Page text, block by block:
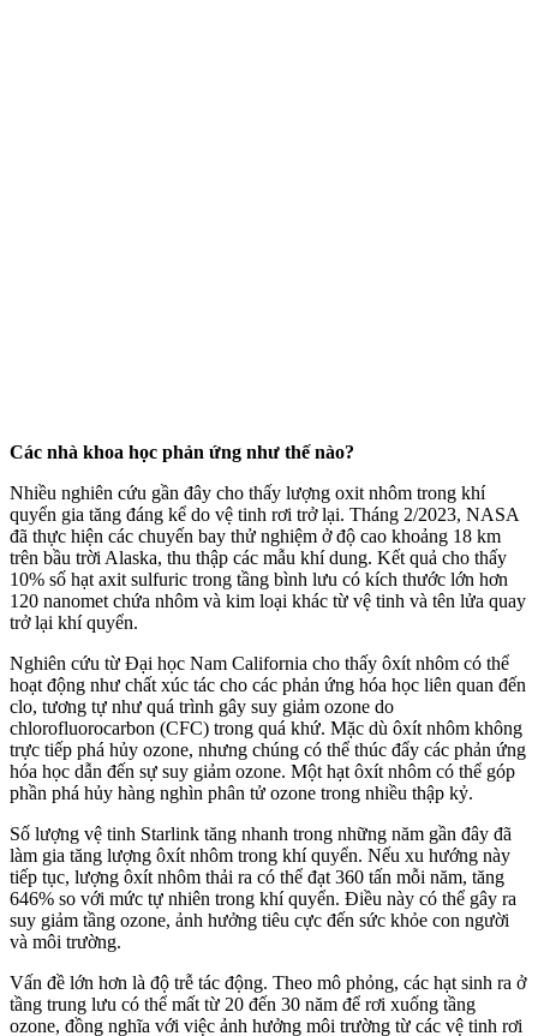
Các nhà khoa học phản ứng như thế nào?
Nhiều nghiên cứu gần đây cho thấy lượng oxit nhôm trong khí
quyển gia tăng đáng kể do vệ tinh rơi trở lại. Tháng 2/2023, NASA
đã thực hiện các chuyến bay thử nghiệm ở độ cao khoảng 18 km
trên bầu trời Alaska, thu thập các mẫu khí dung. Kết quả cho thấy
10% số hạt axit sulfuric trong tầng bình lưu có kích thước lớn hơn
120 nanomet chứa nhôm và kim loại khác từ vệ tinh và tên lửa quay
trở lại khí quyển.
Nghiên cứu từ Đại học Nam California cho thấy ôxít nhôm có thể
hoạt động như chất xúc tác cho các phản ứng hóa học liên quan đến
clo, tương tự như quá trình gây suy giảm ozone do
chlorofluorocarbon (CFC) trong quá khứ. Mặc dù ôxít nhôm không
trực tiếp phá hủy ozone, nhưng chúng có thể thúc đẩy các phản ứng
hóa học dẫn đến sự suy giảm ozone. Một hạt ôxít nhôm có thể góp
phần phá hủy hàng nghìn phân tử ozone trong nhiều thập kỷ.
Số lượng vệ tinh Starlink tăng nhanh trong những năm gần đây đã
làm gia tăng lượng ôxít nhôm trong khí quyển. Nếu xu hướng này
tiếp tục, lượng ôxít nhôm thải ra có thể đạt 360 tấn mỗi năm, tăng
646% so với mức tự nhiên trong khí quyển. Điều này có thể gây ra
suy giảm tầng ozone, ảnh hưởng tiêu cực đến sức khỏe con người
và môi trường.
Vấn đề lớn hơn là độ trễ tác động. Theo mô phỏng, các hạt sinh ra ở
tầng trung lưu có thể mất từ 20 đến 30 năm để rơi xuống tầng
ozone, đồng nghĩa với việc ảnh hưởng môi trường từ các vệ tinh rơi